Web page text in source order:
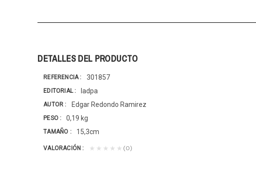
DETALLES DEL PRODUCTO
REFERENCIA 301857
EDITORIAL Iadpa
AUTOR Edgar Redondo Ramirez
PESO 0,19 kg
TAMAÑO 15,3cm
VALORACIÓN ★★★★★ (0)